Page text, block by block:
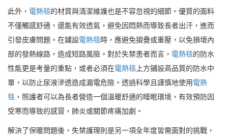
此外， 電熱毯的材質與清潔維護也是不容忽視的細節。優質的面料
不僅觸感舒適，還能有效透氣，避免因悶熱而導致長者出汗，進而
引發皮膚問題。在鋪設電熱毯時，應避免摺疊或重壓，以免損壞內
部的發熱線路，造成短路風險。對於失禁患者而言， 電熱毯的防水
性能更是考量的重點，或者必須在電熱毯 上方鋪設高品質的防水中
單，以防止尿液滲透造成漏電危險。透過科學且謹慎地使用電熱
毯 ，照護者可以為長者營造一個溫暖舒適的睡眠環境，有效預防因
受寒而導致的感冒，肺炎或關節疼痛加劇。
解決了保暖問題後，失禁護理則是另一項全年度皆需面對的挑戰，